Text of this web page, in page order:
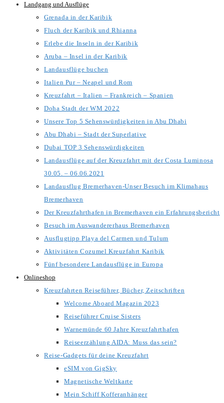
Landgang und Ausflüge
Grenada in der Karibik
Fluch der Karibik und Rhianna
Erlebe die Inseln in der Karibik
Aruba – Insel in der Karibik
Landausflüge buchen
Italien Pur – Neapel und Rom
Kreuzfahrt – Italien – Frankreich – Spanien
Doha Stadt der WM 2022
Unsere Top 5 Sehenswürdigkeiten in Abu Dhabi
Abu Dhabi – Stadt der Superlative
Dubai TOP 3 Sehenswürdigkeiten
Landausflüge auf der Kreuzfahrt mit der Costa Luminosa
30.05. – 06.06.2021
Landausflug Bremerhaven-Unser Besuch im Klimahaus
Bremerhaven
Der Kreuzfahrthafen in Bremerhaven ein Erfahrungsbericht
Besuch im Auswandererhaus Bremerhaven
Ausflugtipp Playa del Carmen und Tulum
Aktivitäten Cozumel Kreuzfahrt Karibik
Fünf besondere Landausflüge in Europa
Onlineshop
Kreuzfahrten Reiseführer, Bücher, Zeitschriften
Welcome Aboard Magazin 2023
Reiseführer Cruise Sisters
Warnemünde 60 Jahre Kreuzfahrthafen
Reiseerzählung AIDA: Muss das sein?
Reise-Gadgets für deine Kreuzfahrt
eSIM von GigSky
Magnetische Weltkarte
Mein Schiff Kofferanhänger